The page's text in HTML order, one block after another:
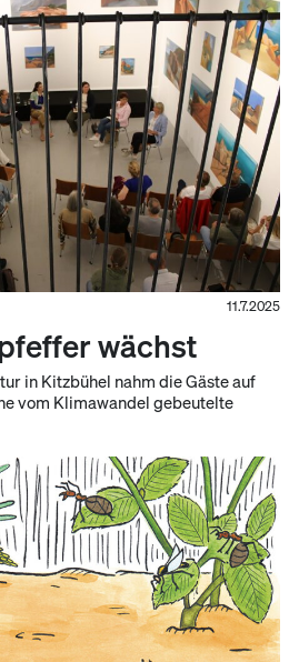
11.7.2025
wächst
in Kitzbühel nahm die Gäste auf
vom Klimawandel gebeutelte